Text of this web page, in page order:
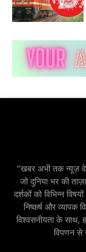
"खबर अभी तक न्यूज़
जो दुनिया भर की
दर्शकों को विभिन्न
निष्कर्ष और व्यापक
विश्वसनीयता के साथ,
विपणन से